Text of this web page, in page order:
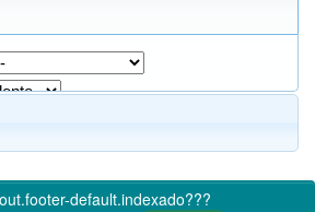
default.indexado???